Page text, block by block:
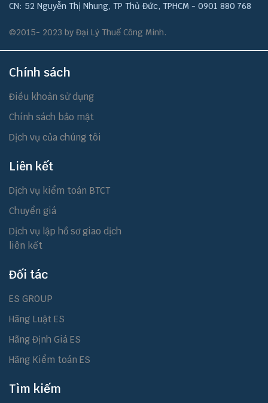
CN: 52 Nguyễn Thị Nhung, TP Thủ Đức, TPHCM - 0901 880 768
©2015- 2023 by Đại Lý Thuế Công Minh.
Chính sách
Điều khoản sử dụng
Chính sách bảo mật
Dịch vụ của chúng tôi
Liên kết
Dịch vụ kiểm toán BTCT
Chuyển giá
Dịch vụ lập hồ sơ giao dịch
liên kết
Đối tác
ES GROUP
Hãng Luật ES
Hãng Định Giá ES
Hãng Kiểm toán ES
Tìm kiếm